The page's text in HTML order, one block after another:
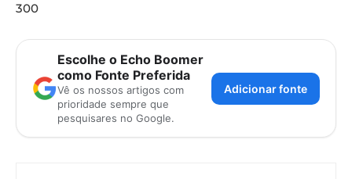
300
Escolhe o Echo Boomer
como Fonte Preferida
Vê os nossos artigos com
prioridade sempre que
pesquisares no Google.
Adicionar fonte